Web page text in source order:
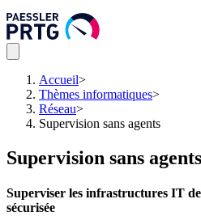
Accueil>
Thèmes informatiques>
Réseau>
Supervision sans agents
Supervision sans
Superviser les infrastructures IT
sécurisée